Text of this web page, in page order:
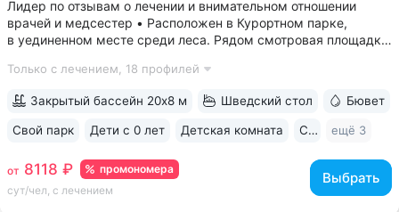
Лидер по отзывам о лечении и внимательном отношении
врачей и медсестер • Расположен в Курортном парке,
в уединенном месте среди леса. Рядом смотровая площадка.
пение птиц • Удобный выход в Нижний и Верхний парки:
Только с лечением, 18 профилей
промономера
от 8118 ₽
сут/чел, с лечением
Выбрать
Закрытый бассейн 20х8 м Шведский стол Бювет
Свой парк Дети с 0 лет Детская комната Спа ещё 3